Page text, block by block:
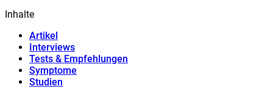
Inhalte
Artikel
Interviews
Tests & Empfehlungen
Symptome
Studien